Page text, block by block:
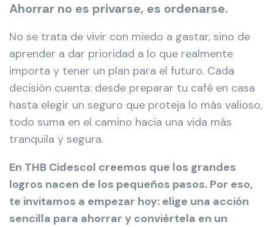
Ahorrar no es privarse, es ordenarse.
No se trata de vivir con miedo a gastar, sino de
aprender a dar prioridad a lo que realmente
importa y tener un plan para el futuro. Cada
decisión cuenta: desde preparar tu café en casa
hasta elegir un seguro que proteja lo más valioso,
todo suma en el camino hacia una vida más
tranquila y segura.
En THB Cidescol creemos que los grandes
logros nacen de los pequeños pasos. Por eso,
te invitamos a empezar hoy: elige una acción
sencilla para ahorrar y conviértela en un